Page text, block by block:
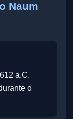
Naum
a.C.
o